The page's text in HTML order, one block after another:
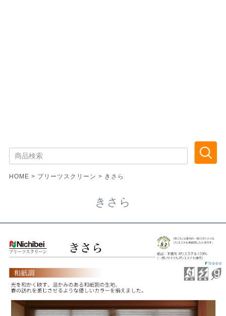
HOME プリーツスクリーン きさら
きさら